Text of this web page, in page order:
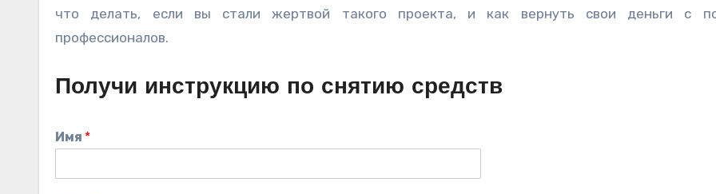
что делать, если вы стали жертвой такого проекта, и как вернуть свои деньги с
профессионалов.
Получи инструкцию по снятию средств
Имя *